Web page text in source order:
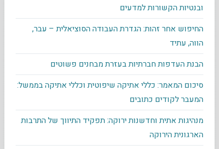
ובנטיות הקשורות למדעים
החיפוש אחר זהות: הגדרת העבודה הסוציאלית – עבר,
הווה, עתיד
הבנת העדפות חברתיות בעזרת מבחנים פשוטים
סיכום המאמר: כללי אתיקה שיפוטית וכללי אתיקה בממשל:
המעבר לקודים כתובים
מנהיגות אתית וחדשנות ירוקה: תפקיד התיווך של התרבות
הארגונית הירוקה